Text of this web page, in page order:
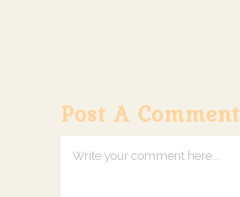
Post A Comment